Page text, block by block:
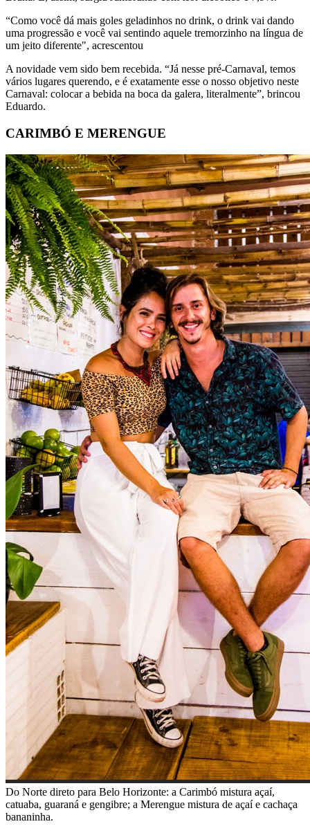
“Como você dá mais goles geladinhos no drink, o drink vai dando
uma progressão e você vai sentindo aquele tremorzinho na língua de
um jeito diferente", acrescentou
A novidade vem sido bem recebida. “Já nesse pré-Carnaval, temos
vários lugares querendo, e é exatamente esse o nosso objetivo neste
Carnaval: colocar a bebida na boca da galera, literalmente”, brincou
Eduardo.
CARIMBÓ E MERENGUE
Do Norte direto para Belo Horizonte: a Carimbó mistura açaí,
catuaba, guaraná e gengibre; a Merengue mistura de açaí e cachaça
bananinha.